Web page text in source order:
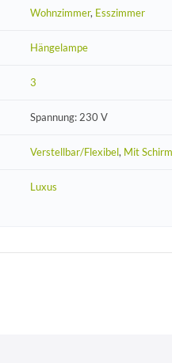
Wohnzimmer, Esszimmer
Hängelampe
3
Spannung: 230 V
Verstellbar/Flexibel, Mit Schirm
Luxus